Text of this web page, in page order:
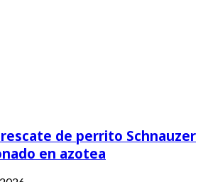
de perrito Schnauzer
en azotea